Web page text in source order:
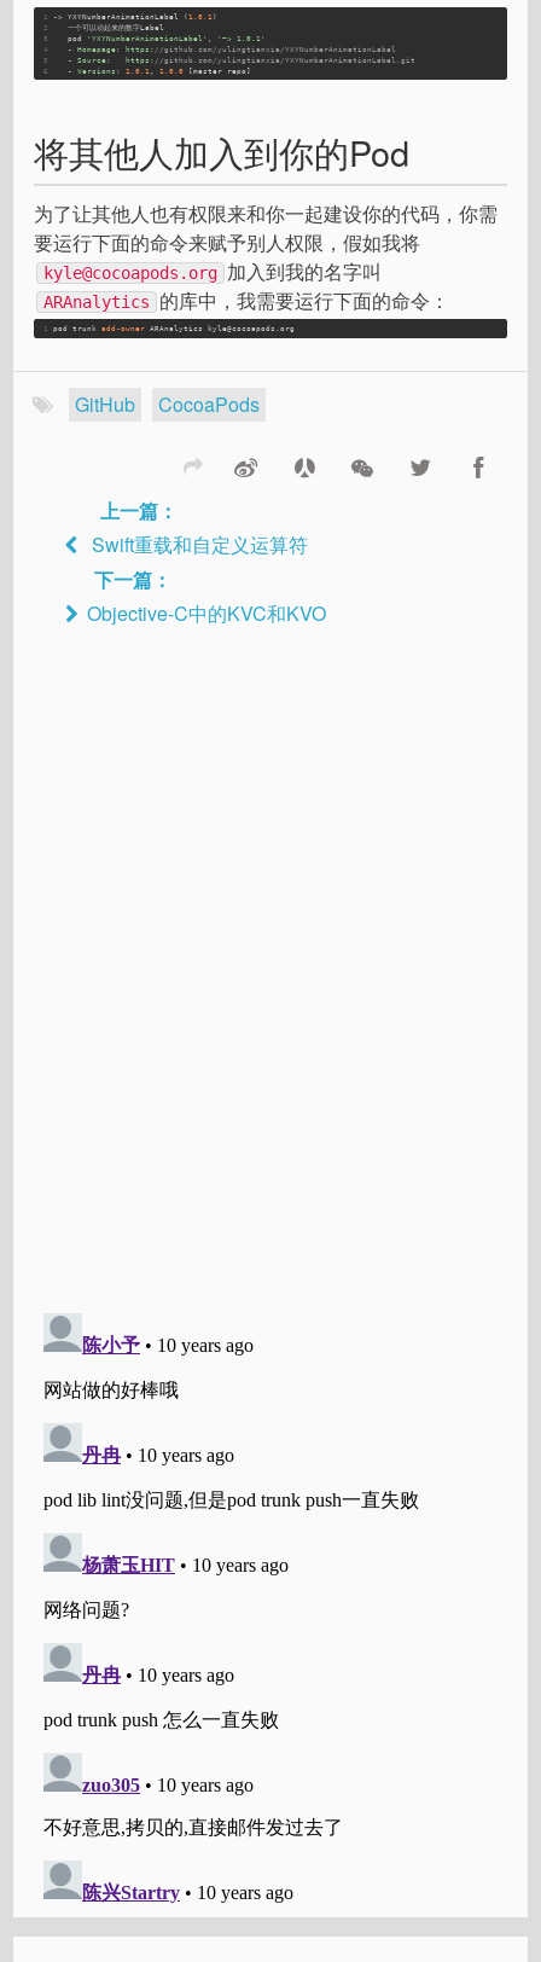
1
2
3
4
5
6
-> YXYNumberAnimationLabel (1.0 .1 )
   一个可以动起来的数字Label
   pod
'YXYNumberAnimationLabel'
'~> 1.0.1'
   -
Homepage: https: //github.com/yulingtianxia/YXYNumberAnimationLabel
   -
Source: https: //github.com/yulingtianxia/YXYNumberAnimationLabel.git
   -
Versions: 1.0 .1 , 1.0 .0 [master repo]
将其他人加入到你的Pod
为了让其他人也有权限来和你一起建设你的代码，你需
要运行下面的命令来赋予别人权限，假如我将
kyle@cocoapods.org 加入到我的名字叫
ARAnalytics 的库中，我需要运行下面的命令：
1 pod trunk add-owner ARAnalytics kyle@cocoapods.org
GitHub CocoaPods
上一篇：
Swift重载和自定义运算符
下一篇：
Objective-C中的KVC和KVO